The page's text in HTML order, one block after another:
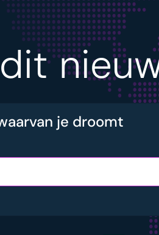
je droomt